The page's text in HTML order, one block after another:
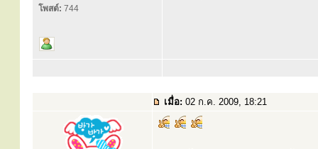
โพสต์: 744
เมื่อ: 02 ก.ค. 2009, 18:21